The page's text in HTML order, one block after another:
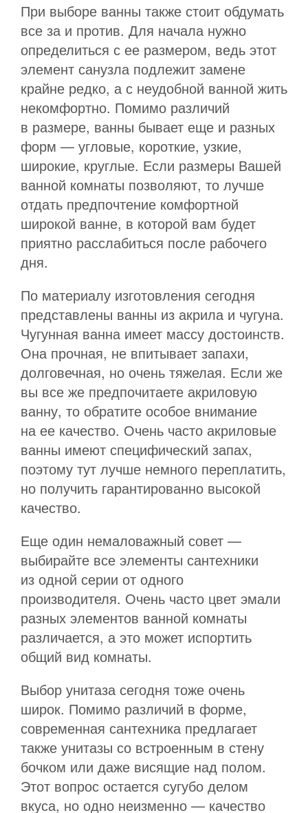
При выборе ванны также стоит обдумать
все за и против. Для начала нужно
определиться с ее размером, ведь этот
элемент санузла подлежит замене
крайне редко, а с неудобной ванной жить
некомфортно. Помимо различий
в размере, ванны бывает еще и разных
форм — угловые, короткие, узкие,
широкие, круглые. Если размеры Вашей
ванной комнаты позволяют, то лучше
отдать предпочтение комфортной
широкой ванне, в которой вам будет
приятно расслабиться после рабочего
дня.
По материалу изготовления сегодня
представлены ванны из акрила и чугуна.
Чугунная ванна имеет массу достоинств.
Она прочная, не впитывает запахи,
долговечная, но очень тяжелая. Если же
вы все же предпочитаете акриловую
ванну, то обратите особое внимание
на ее качество. Очень часто акриловые
ванны имеют специфический запах,
поэтому тут лучше немного переплатить,
но получить гарантированно высокой
качество.
Еще один немаловажный совет —
выбирайте все элементы сантехники
из одной серии от одного
производителя. Очень часто цвет эмали
разных элементов ванной комнаты
различается, а это может испортить
общий вид комнаты.
Выбор унитаза сегодня тоже очень
широк. Помимо различий в форме,
современная сантехника предлагает
также унитазы со встроенным в стену
бочком или даже висящие над полом.
Этот вопрос остается сугубо делом
вкуса, но одно неизменно — качество